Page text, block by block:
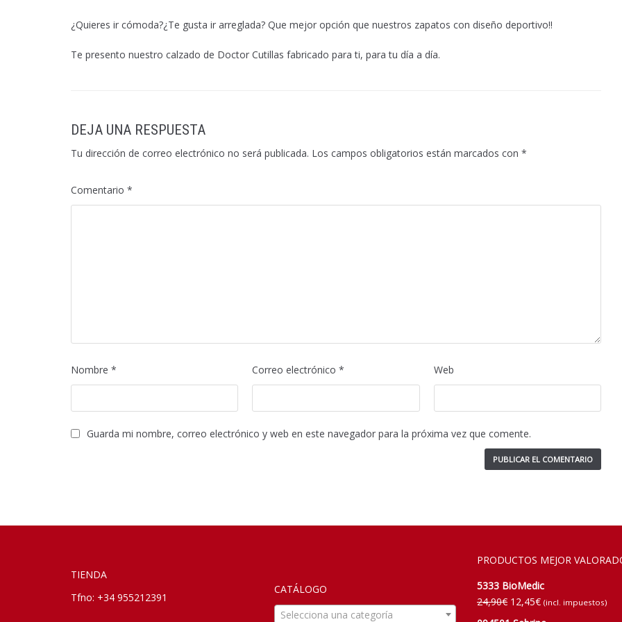
¿Quieres ir cómoda?¿Te gusta ir arreglada? Que mejor opción que nuestros zapatos con diseño deportivo!!
Te presento nuestro calzado de Doctor Cutillas fabricado para ti, para tu día a día.
DEJA UNA RESPUESTA
Tu dirección de correo electrónico no será publicada. Los campos obligatorios están marcados con *
Comentario *
Nombre * Correo electrónico* Web
Guarda mi nombre, correo electrónico y web en este navegador para la próxima vez que comente.
TIENDA
Tfno: +34 955212391
CATÁLOGO
Selecciona una categoría
PRODUCTOS MEJOR
5333 BioMedic
24,90€ 12,45€ (incl. impuestos)